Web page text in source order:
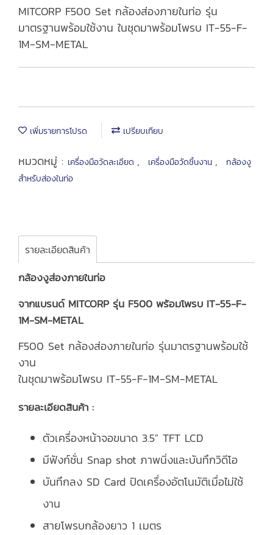
MITCORP F500 Set กล้องส่องภายในท่อ รุ่น
มาตรฐานพร้อมใช้งาน ในชุดมาพร้อมโพรบ IT-55-F-
1M-SM-METAL
เพิ่มรายการโปรด เปรียบเทียบ
หมวดหมู่ : เครื่องมือวัดละเอียด , เครื่องมือวัดชิ้นงาน ,
กล้องงู
สำหรับส่องในท่อ
รายละเอียดสินค้า
กล้องงูส่องภายในท่อ
จากแบรนด์ MITCORP รุ่น F500 พร้อมโพรบ IT-55-F-
1M-SM-METAL
F500 Set กล้องส่องภายในท่อ รุ่นมาตรฐานพร้อมใช้
งาน
ในชุดมาพร้อมโพรบ IT-55-F-1M-SM-METAL
รายละเอียดสินค้า :
ตัวเครื่องหน้าจอขนาด 3.5" TFT LCD
มีฟังก์ชั่น Snap shot ภาพนิ่งและบันทึกวิดีโอ
บันทึกลง SD Card ปิดเครื่องอัตโนมัติเมื่อไม่ใช้
งาน
สายโพรบกล้องยาว 1 เมตร